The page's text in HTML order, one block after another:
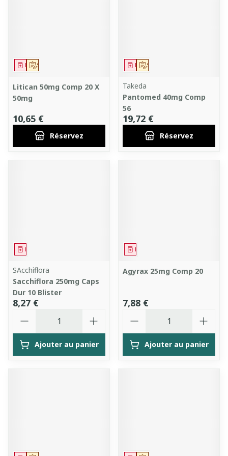
Sur prescription
Médicament
Litican 50mg Comp 20 X
50mg
10,65 €
Réservez
Sur prescription
Médicament
Takeda
Pantomed 40mg Comp
56
19,72 €
Réservez
Médicament
SAcchiflora
Sacchiflora 250mg Caps
Dur 10 Blister
8,27 €
Ajouter au panier
Médicament
Agyrax 25mg Comp 20
7,88 €
Ajouter au panier